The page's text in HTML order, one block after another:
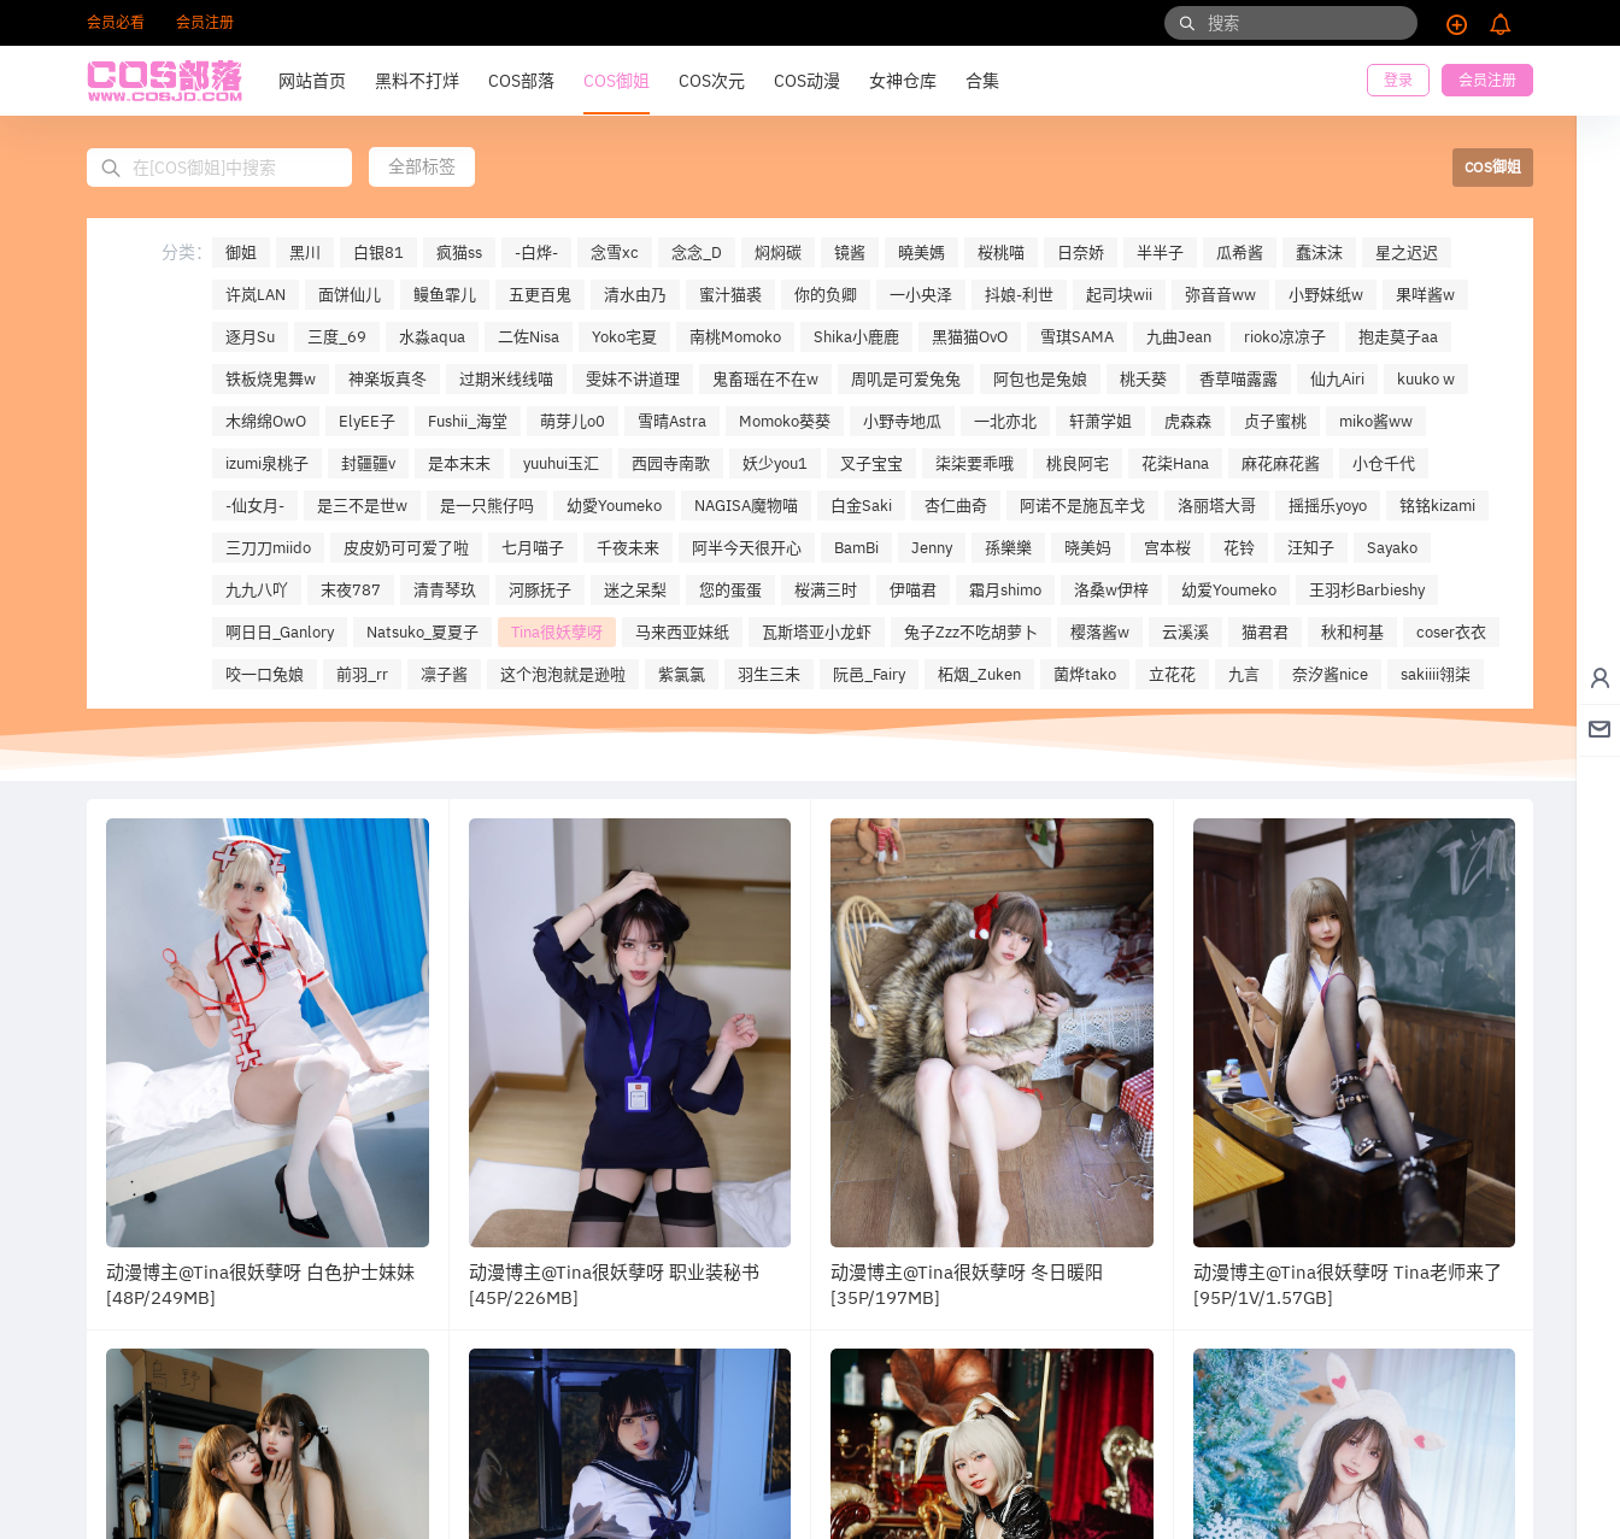
会员必看 会员注册
登录 会员注册
网站首页 黑料不打烊 COS部落 COS御姐 COS次元 COS动漫 女神仓库 合集
全部标签 COS御姐
分类： 御姐 黑川 白银81 疯猫ss -白烨- 念雪xc 念念_D 焖焖碳 镜酱 曉美媽 桜桃喵 日奈娇 半半子 瓜希酱 蠢沫沫 星之迟迟
许岚LAN 面饼仙儿 鳗鱼霏儿 五更百鬼 清水由乃 蜜汁猫裘 你的负卿 一小央泽 抖娘-利世 起司块wii 弥音音ww 小野妹纸w 果咩酱w
逐月Su 三度_69 水淼aqua 二佐Nisa Yoko宅夏 南桃Momoko Shika小鹿鹿 黑猫猫OvO 雪琪SAMA 九曲Jean rioko凉凉子 抱走莫子aa
铁板烧鬼舞w 神楽坂真冬 过期米线线喵 雯妹不讲道理 鬼畜瑶在不在w 周叽是可爱兔兔 阿包也是兔娘 桃夭葵 香草喵露露 仙九Airi kuuko w
木绵绵OwO ElyEE子 Fushii_海堂 萌芽儿o0 雪晴Astra Momoko葵葵 小野寺地瓜 一北亦北 轩萧学姐 虎森森 贞子蜜桃 miko酱ww
izumi泉桃子 封疆疆v 是本末末 yuuhui玉汇 西园寺南歌 妖少you1 叉子宝宝 柒柒要乖哦 桃良阿宅 花柒Hana 麻花麻花酱 小仓千代
-仙女月- 是三不是世w 是一只熊仔吗 幼愛Youmeko NAGISA魔物喵 白金Saki 杏仁曲奇 阿诺不是施瓦辛戈 洛丽塔大哥 摇摇乐yoyo 铭铭kizami
三刀刀miido 皮皮奶可可爱了啦 七月喵子 千夜未来 阿半今天很开心 BamBi Jenny 孫樂樂 晓美妈 宫本桜 花铃 汪知子 Sayako
九九八吖 末夜787 清青琴玖 河豚抚子 迷之呆梨 您的蛋蛋 桜满三时 伊喵君 霜月shimo 洛桑w伊梓 幼爱Youmeko 王羽杉Barbieshy
啊日日_Ganlory Natsuko_夏夏子 Tina很妖孽呀 马来西亚妹纸 瓦斯塔亚小龙虾 兔子Zzz不吃胡萝卜 樱落酱w 云溪溪 猫君君 秋和柯基 coser衣衣
咬一口兔娘 前羽_rr 凛子酱 这个泡泡就是逊啦 紫氯氯 羽生三未 阮邑_Fairy 柘烟_Zuken 菌烨tako 立花花 九言 奈汐酱nice sakiiii翎柒
动漫博主@Tina很妖孽呀 白色护士妹妹
[48P/249MB]
动漫博主@Tina很妖孽呀 职业装秘书
[45P/226MB]
动漫博主@Tina很妖孽呀 冬日暖阳
[35P/197MB]
动漫博主@Tina很妖孽呀 Tina老师来了
[95P/1V/1.57GB]